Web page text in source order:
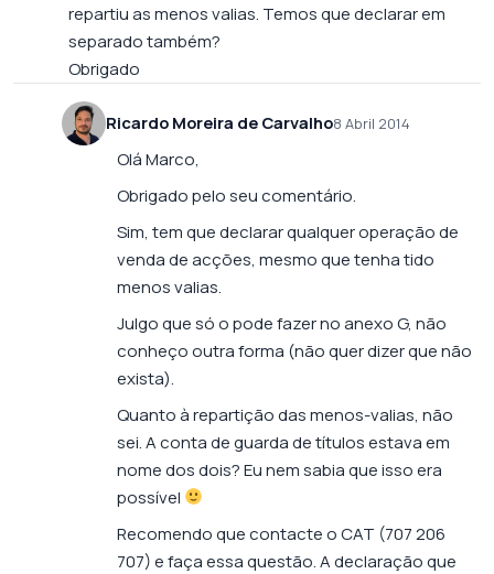
repartiu as menos valias. Temos que declarar em
separado também?
Obrigado
Ricardo Moreira de Carvalho8 Abril 2014
Olá Marco,
Obrigado pelo seu comentário.
Sim, tem que declarar qualquer operação de
venda de acções, mesmo que tenha tido
menos valias.
Julgo que só o pode fazer no anexo G, não
conheço outra forma (não quer dizer que não
exista).
Quanto à repartição das menos-valias, não
sei. A conta de guarda de títulos estava em
nome dos dois? Eu nem sabia que isso era
possível
Recomendo que contacte o CAT (707 206
707) e faça essa questão. A declaração que